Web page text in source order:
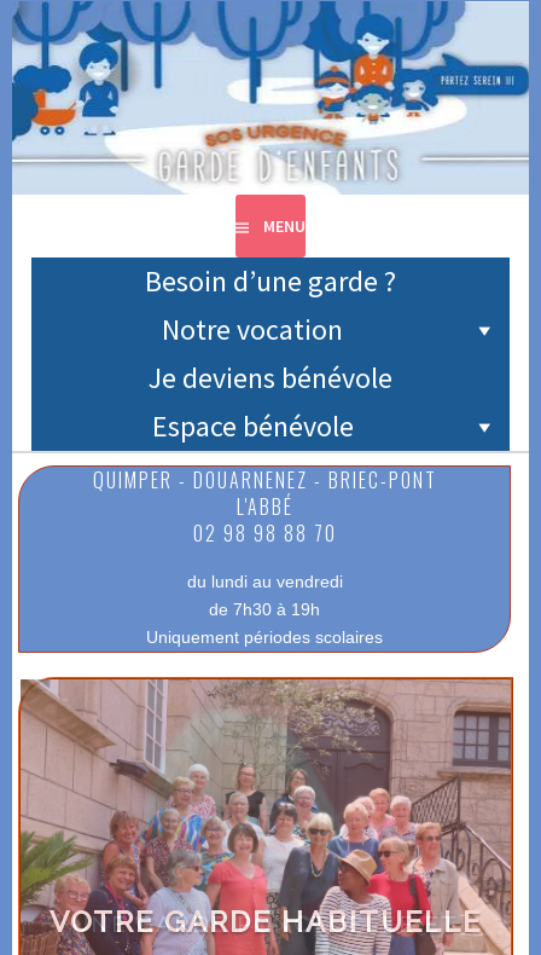
Aller
au
contenu
principal
SOS URGENCE GARDE
D'ENFANTS
MENU
Besoin d’une garde ?
Notre vocation
Je deviens bénévole
Espace bénévole
QUIMPER - DOUARNENEZ - BRIEC-PONT
L'ABBÉ
02 98 98 88 70
du lundi au vendredi
de 7h30 à 19h
Uniquement périodes scolaires
VOTRE GARDE HABITUELLE